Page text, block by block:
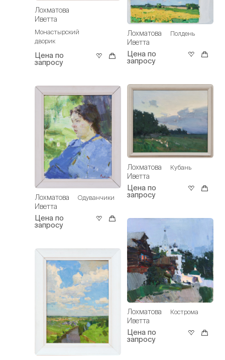
Лохматова
Иветта
Монастырский
дворик
Цена по
запросу
Лохматова
Иветта
Одуванчики
Цена по
запросу
Лохматова
Иветта
Полдень
Цена по
запросу
Лохматова
Иветта
Кубань
Цена по
запросу
Лохматова
Иветта
Кострома
Цена по
запросу